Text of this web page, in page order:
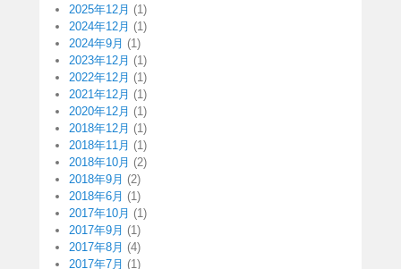
2025年12月 (1)
2024年12月 (1)
2024年9月 (1)
2023年12月 (1)
2022年12月 (1)
2021年12月 (1)
2020年12月 (1)
2018年12月 (1)
2018年11月 (1)
2018年10月 (2)
2018年9月 (2)
2018年6月 (1)
2017年10月 (1)
2017年9月 (1)
2017年8月 (4)
2017年7月 (1)